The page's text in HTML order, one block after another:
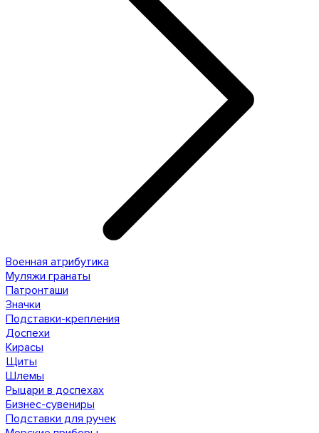
Военная атрибутика
Муляжи гранаты
Патронташи
Значки
Подставки-крепления
Доспехи
Кирасы
Щиты
Шлемы
Рыцари в доспехах
Бизнес-сувениры
Подставки для ручек